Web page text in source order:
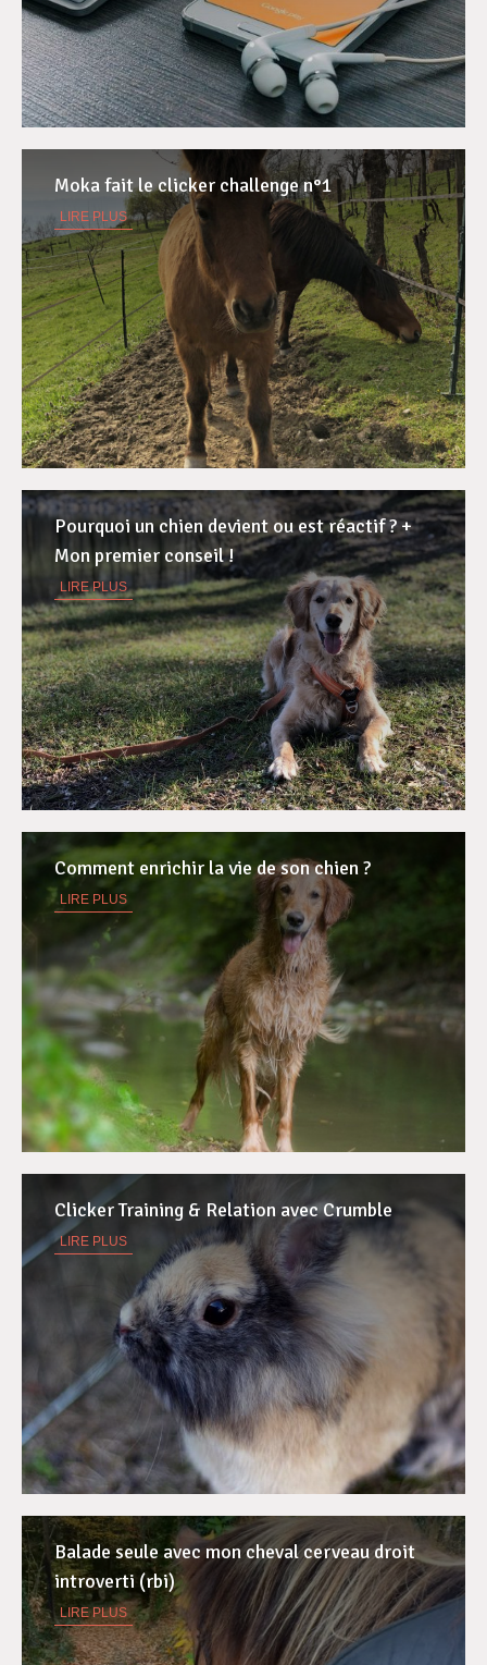
Moka fait le clicker challenge n°1
LIRE PLUS
Pourquoi un chien devient ou est réactif ? +
Mon premier conseil !
LIRE PLUS
Comment enrichir la vie de son chien ?
LIRE PLUS
Clicker Training & Relation avec Crumble
LIRE PLUS
Balade seule avec mon cheval cerveau droit
introverti (rbi)
LIRE PLUS